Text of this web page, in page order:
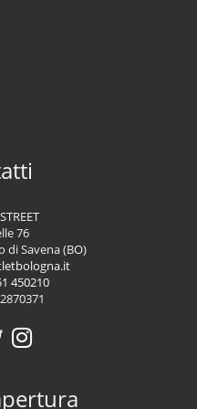
76
di Savena (BO)
450210